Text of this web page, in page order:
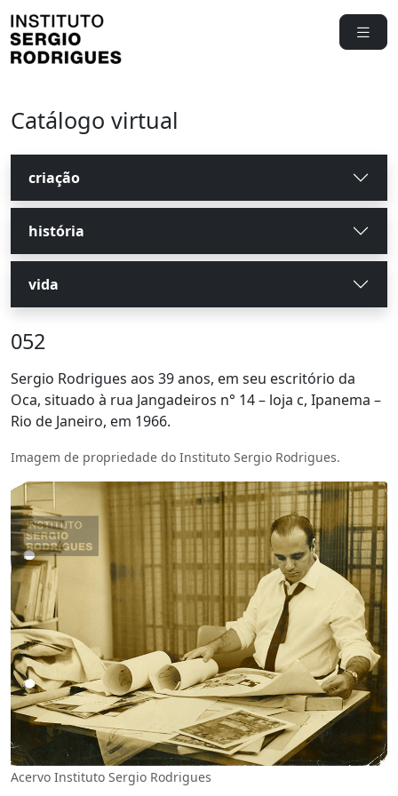
Catálogo virtual
criação
história
vida
052
Sergio Rodrigues aos 39 anos, em seu escritório da
Oca, situado à rua Jangadeiros n° 14 – loja c, Ipanema –
Rio de Janeiro, em 1966.
Imagem de propriedade do Instituto Sergio Rodrigues.
Acervo Instituto Sergio Rodrigues